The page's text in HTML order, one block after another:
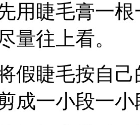
用睫毛膏一
量往上看。
假睫毛按自
成一小段一